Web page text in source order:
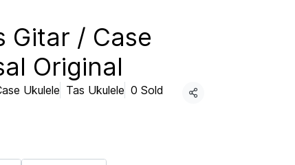
Gitar / Case
Original
Ukulele Tas Ukulele 0 Sold
Share